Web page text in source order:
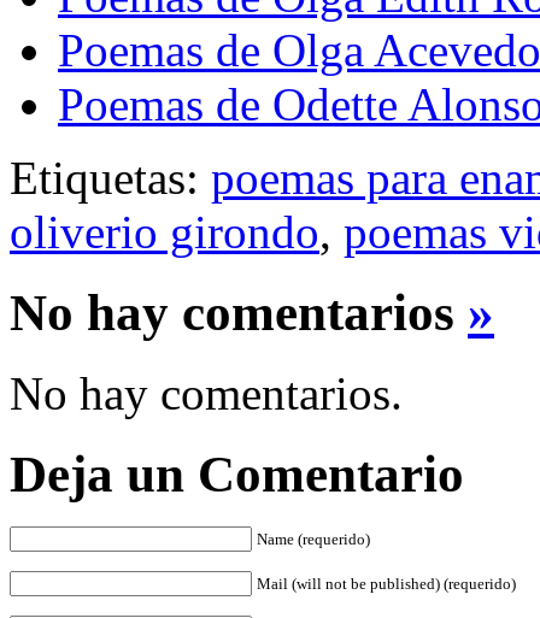
Poemas de Olga Acevedo
Poemas de Odette
Etiquetas: poemas para
oliverio girondo, poemas
No hay comentarios »
No hay comentarios.
Deja un Comentario
Name (requerido)
Mail (will not be published) (requerido)